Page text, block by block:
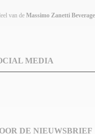
van de Massimo Zanetti
MEDIA
DE NIEUWSBRIEF